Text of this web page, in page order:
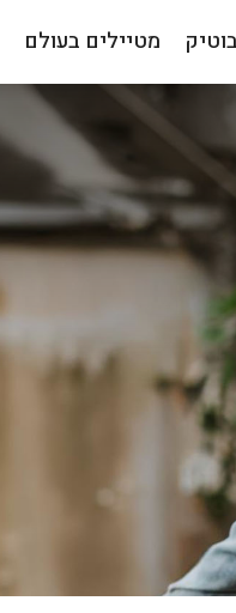
מטיילים בעולם